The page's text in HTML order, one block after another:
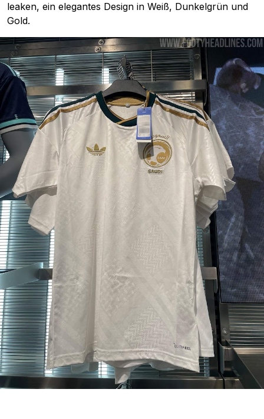
leaken, ein elegantes Design in Weiß, Dunkelgrün und
Gold.